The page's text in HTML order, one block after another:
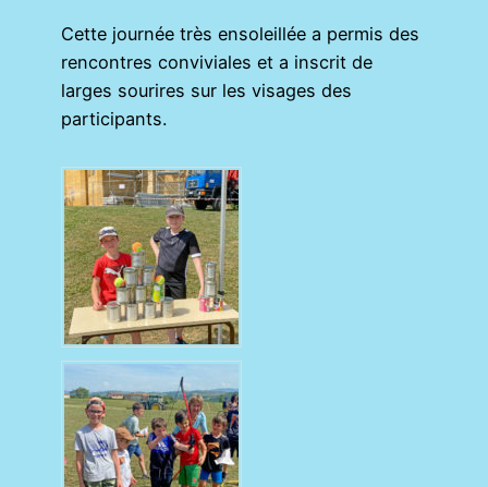
Cette journée très ensoleillée a permis des
rencontres conviviales et a inscrit de
larges sourires sur les visages des
participants.